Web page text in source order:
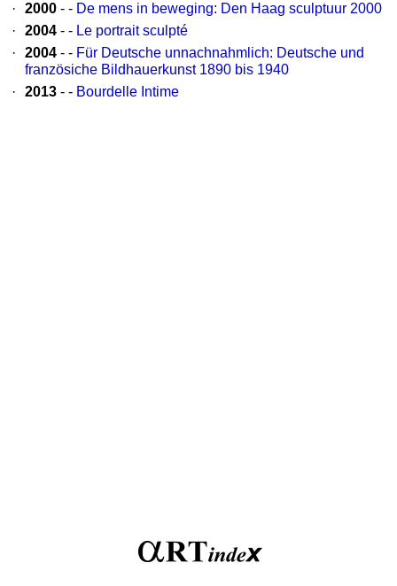
·
2000 - - De mens in beweging: Den Haag sculptuur 2000
·
2004 - - Le portrait sculpté
·
2004 - - Für Deutsche unnachnahmlich: Deutsche und
französiche Bildhauerkunst 1890 bis 1940
·
2013 - - Bourdelle Intime